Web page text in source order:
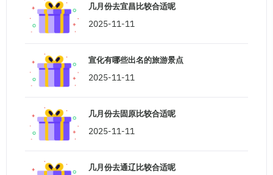
几月份去宜昌比较合适呢
2025-11-11
宣化有哪些出名的旅游景点
2025-11-11
几月份去固原比较合适呢
2025-11-11
几月份去通辽比较合适呢